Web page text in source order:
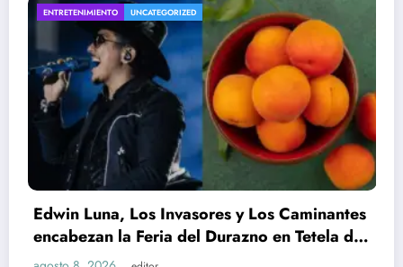
y Los Caminantes
Durazno en Tetela de
INTERNACIONAL